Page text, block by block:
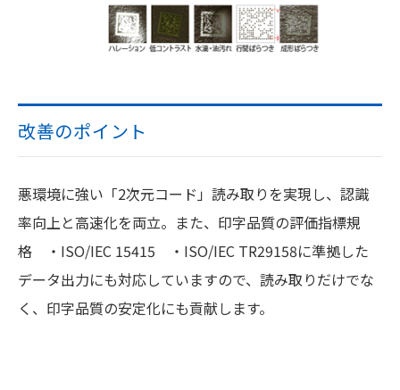
改善のポイント
悪環境に強い「2次元コード」読み取りを実現し、認識
率向上と高速化を両立。また、印字品質の評価指標規
格 ・ISO/IEC 15415 ・ISO/IEC TR29158に準拠した
データ出力にも対応していますので、読み取りだけでな
く、印字品質の安定化にも貢献します。